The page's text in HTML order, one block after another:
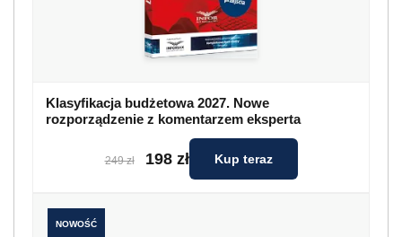
Klasyfikacja budżetowa 2027. Nowe
rozporządzenie z komentarzem eksperta
249 zł 198 zł Kup teraz
NOWOŚĆ